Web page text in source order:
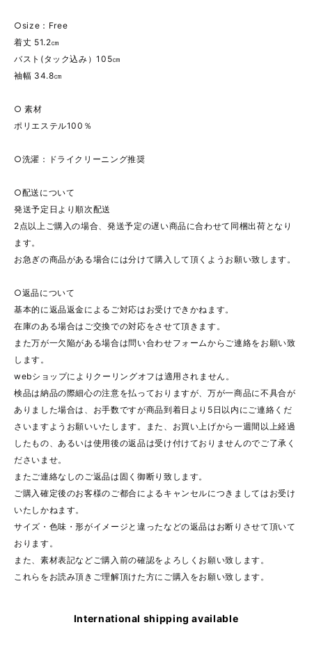
○size：Free
着丈 51.2㎝
バスト(タック込み）105㎝
袖幅 34.8㎝
○ 素材
ポリエステル100％
○洗濯：ドライクリーニング推奨
○配送について
発送予定日より順次配送
2点以上ご購入の場合、発送予定の遅い商品に合わせて同梱出荷となり
ます。
お急ぎの商品がある場合には分けて購入して頂くようお願い致します。
○返品について
基本的に返品返金によるご対応はお受けできかねます。
在庫のある場合はご交換での対応をさせて頂きます。
また万が一欠陥がある場合は問い合わせフォームからご連絡をお願い致
します。
webショップによりクーリングオフは適用されません。
検品は納品の際細心の注意を払っておりますが、万が一商品に不具合が
ありました場合は、お手数ですが商品到着日より5日以内にご連絡くだ
さいますようお願いいたします。また、お買い上げから一週間以上経過
したもの、あるいは使用後の返品は受け付けておりませんのでご了承く
ださいませ。
またご連絡なしのご返品は固く御断り致します。
ご購入確定後のお客様のご都合によるキャンセルにつきましてはお受け
いたしかねます。
サイズ・色味・形がイメージと違ったなどの返品はお断りさせて頂いて
おります。
また、素材表記などご購入前の確認をよろしくお願い致します。
これらをお読み頂きご理解頂けた方にご購入をお願い致します。
International shipping available